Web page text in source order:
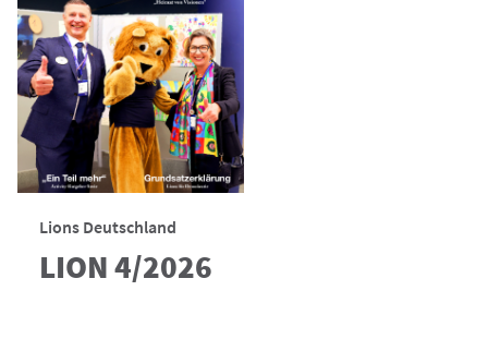
Lions Deutschland
LION 4/2026